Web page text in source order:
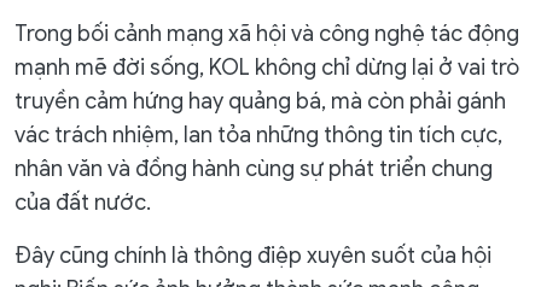
Trong bối cảnh mạng xã hội và công nghệ tác động
mạnh mẽ đời sống, KOL không chỉ dừng lại ở vai trò
truyền cảm hứng hay quảng bá, mà còn phải gánh
vác trách nhiệm, lan tỏa những thông tin tích cực,
nhân văn và đồng hành cùng sự phát triển chung
của đất nước.
Đây cũng chính là thông điệp xuyên suốt của hội